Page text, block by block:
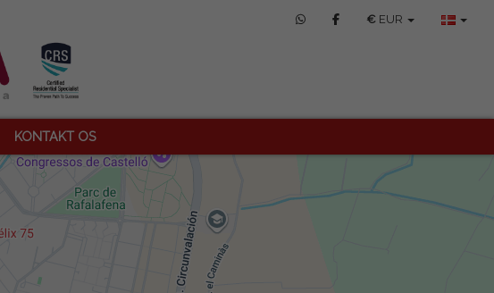
€ EUR
KONTAKT OS